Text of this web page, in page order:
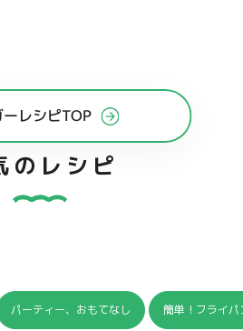
ーレシピTOP
のレシピ
パーティー、おもてなし 簡単！フライパ